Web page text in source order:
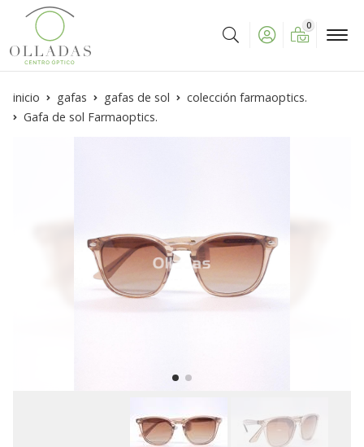
Buscar
0
inicio gafas gafas de sol
colección farmaoptics.
Gafa de sol Farmaoptics.